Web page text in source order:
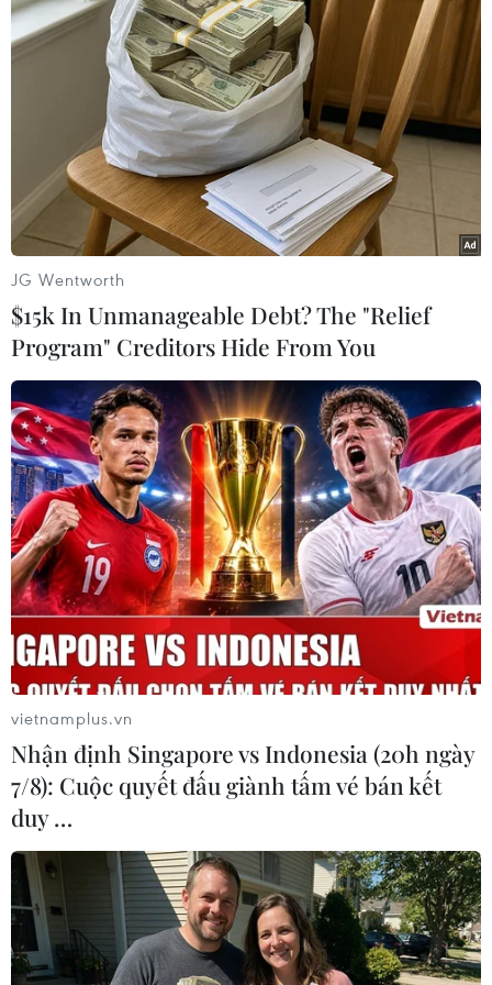
TIN LIÊN QUAN
Giá xăng dầu đồng loạt giảm trong kỳ điều
hành chiều ngày 28/5
28/05/2026 07:55
Trong kỳ điều hành ngày 28/5, giá xăng dầu đồng loạt
giảm. Trong đó, xăng giảm mạnh tới gần 1.400 đồng/lít,
còn diesel giảm 1.110 đồng/lít
JG Wentworth
$15k In Unmanageable Debt? The "Relief
Program" Creditors Hide From You
vietnamplus.vn
Nhận định Singapore vs Indonesia (20h ngày
7/8): Cuộc quyết đấu giành tấm vé bán kết
duy …